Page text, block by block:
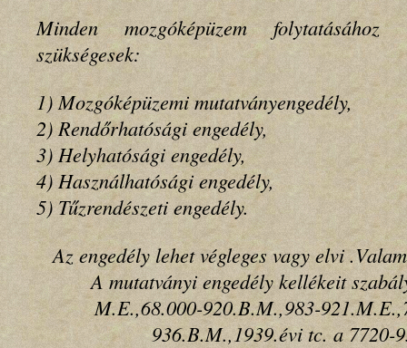
Minden mozgóképüzem
szükségesek:
1) Mozgóképüzemi mutatványengedély,
2) Rendőrhatósági engedély,
3) Helyhatósági engedély,
4) Használhatósági engedély,
5) Tűzrendészeti engedély.
Az engedély lehet végleges vagy elvi
A mutatványi engedély kellékeit
M.E.,68.000-920.B.M.,983-
936.B.M.,1939.évi tc. a 7720-